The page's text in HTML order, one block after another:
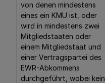
von denen mindestens
eines ein KMU ist, oder
wird in mindestens zwei
Mitgliedstaaten oder
einem Mitgliedstaat und
einer Vertragspartei des
EWR-Abkommens
durchgeführt, wobei kein